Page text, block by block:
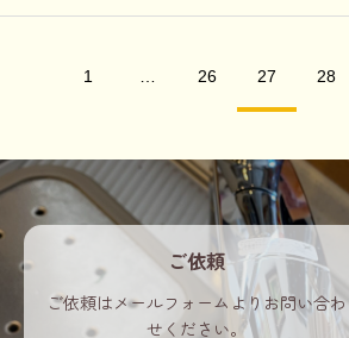
1 26 27 28
ご依頼
ご依頼はメールフォームよりお問い合わ
せください。